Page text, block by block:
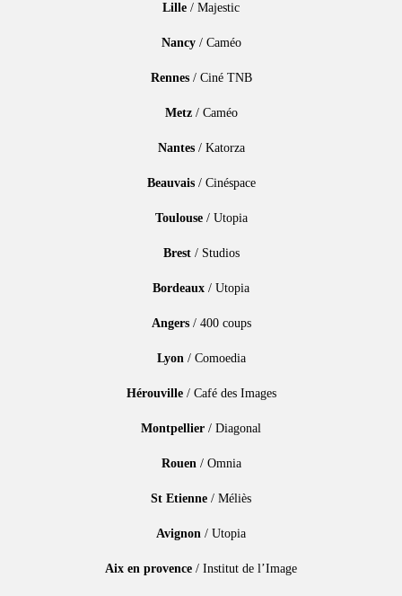
Lille / Majestic
Nancy/ Caméo
Rennes/ Ciné TNB
Metz/ Caméo
Nantes/ Katorza
Beauvais/ Cinéspace
Toulouse/ Utopia
Brest/ Studios
Bordeaux / Utopia
Angers/ 400 coups
Lyon/ Comoedia
Hérouville/ Café des Images
Montpellier / Diagonal
Rouen/ Omnia
St Etienne / Méliès
Avignon / Utopia
Aix en provence / Institut de l’Image